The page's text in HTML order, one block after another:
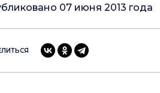
07 июня 2013 года